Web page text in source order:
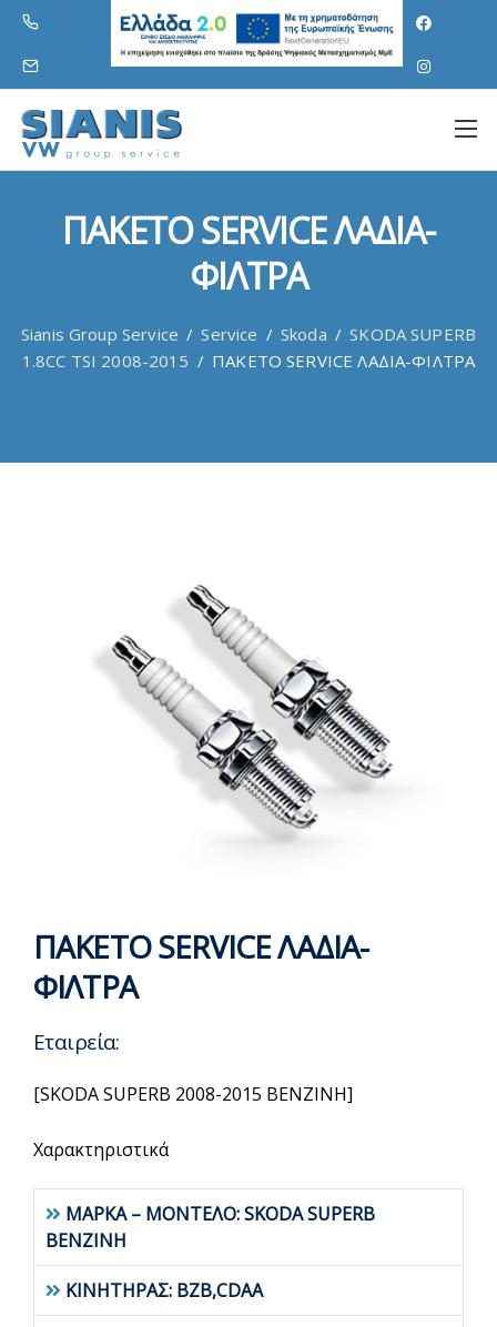
ΠΑΚΕΤΟ SERVICE ΛΑΔΙΑ-
ΦΙΛΤΡΑ
Sianis Group Service / Service / Skoda / SKODA SUPERB
1.8CC TSI 2008-2015 / ΠΑΚΕΤΟ SERVICE ΛΑΔΙΑ-ΦΙΛΤΡΑ
ΠΑΚΕΤΟ SERVICE ΛΑΔΙΑ-
ΦΙΛΤΡΑ
Εταιρεία:
[SKODA SUPERB 2008-2015 BENZINH]
Χαρακτηριστικά
ΜΑΡΚΑ – ΜΟΝΤΕΛΟ: SKODA SUPERB
BENZINH
ΚΙΝΗΤΗΡΑΣ: BZB,CDAA